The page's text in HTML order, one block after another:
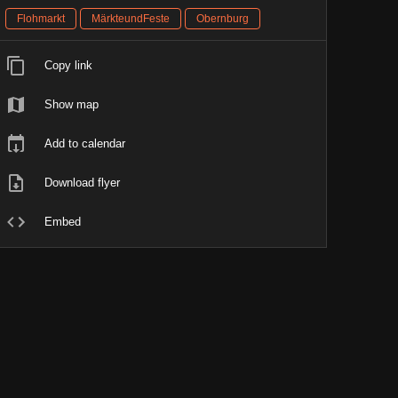
Flohmarkt MärkteundFeste Obernburg
Copy link
Show map
Add to calendar
Download flyer
Embed